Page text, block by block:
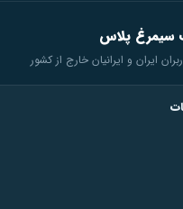
پلاس
و ایرانیان خارج از کشور